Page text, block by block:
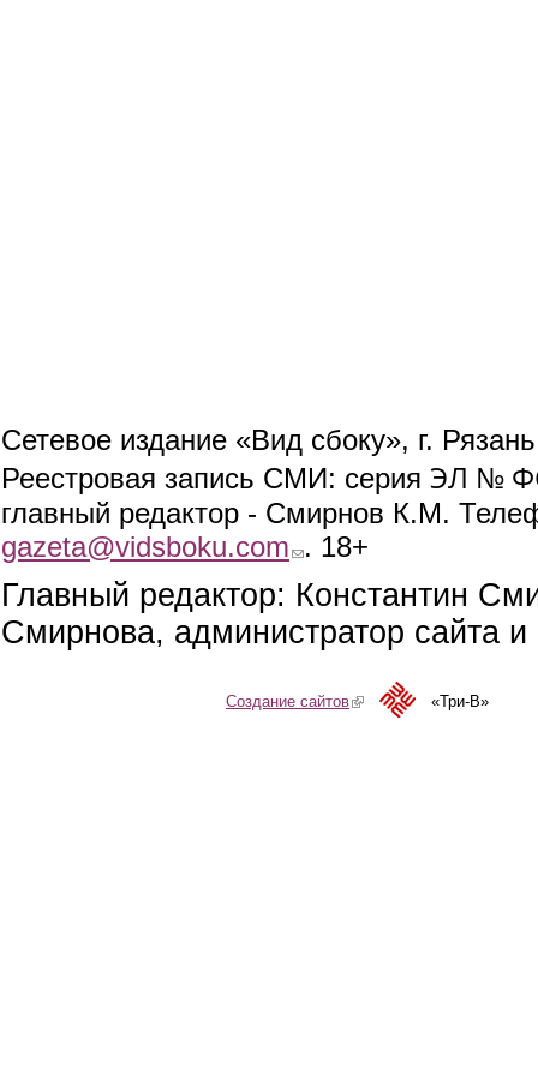
Сетевое издание «Вид сбоку», г.
Реестровая запись СМИ: серия ЭЛ №
главный редактор - Смирнов К.М.
gazeta@vidsboku.com (link sends e-mail)
. 18+
Главный редактор: Константин
Смирнова, администратор сайта
Создание сайтов(link is external)«Три-В»